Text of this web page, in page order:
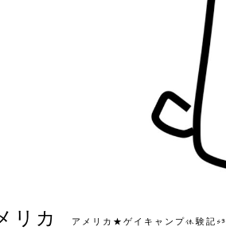
リカ アメリカ★ゲイキャンプ体験記S3